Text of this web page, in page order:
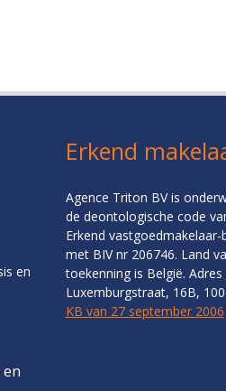
en
Erkend
Agence Triton BV is
de deontologische code
Erkend vastgoedmakelaar-
met BIV nr 206746. Land
toekenning is België. Adres
Luxemburgstraat, 16B,
KB van 27 september 2006